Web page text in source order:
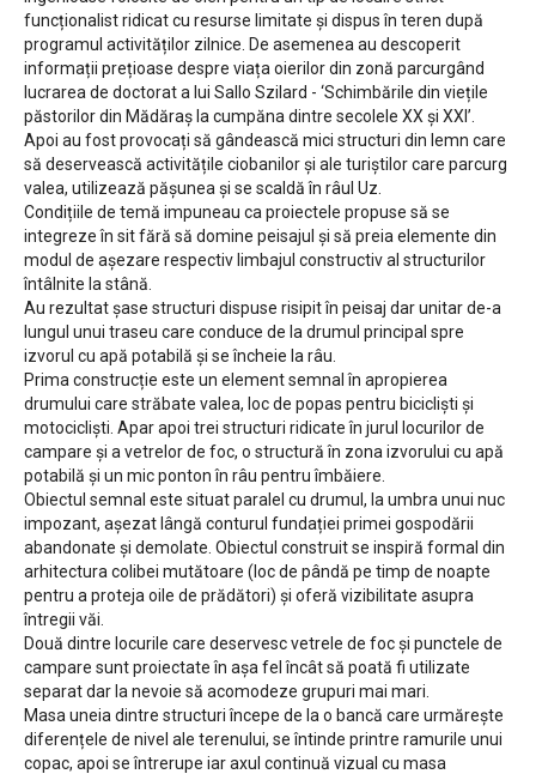
funcționalist ridicat cu resurse limitate și dispus în teren după
programul activităților zilnice. De asemenea au descoperit
informații prețioase despre viața oierilor din zonă parcurgând
lucrarea de doctorat a lui Sallo Szilard - ‘Schimbările din viețile
păstorilor din Mădăraș la cumpăna dintre secolele XX și XXI’.
Apoi au fost provocați să gândească mici structuri din lemn care
să deservească activitățile ciobanilor și ale turiștilor care parcurg
valea, utilizează pășunea și se scaldă în râul Uz.
Condițiile de temă impuneau ca proiectele propuse să se
integreze în sit fără să domine peisajul și să preia elemente din
modul de așezare respectiv limbajul constructiv al structurilor
întâlnite la stână.
Au rezultat șase structuri dispuse risipit în peisaj dar unitar de-a
lungul unui traseu care conduce de la drumul principal spre
izvorul cu apă potabilă și se încheie la râu.
Prima construcție este un element semnal în apropierea
drumului care străbate valea, loc de popas pentru bicicliști și
motocicliști. Apar apoi trei structuri ridicate în jurul locurilor de
campare și a vetrelor de foc, o structură în zona izvorului cu apă
potabilă și un mic ponton în râu pentru îmbăiere.
Obiectul semnal este situat paralel cu drumul, la umbra unui nuc
impozant, așezat lângă conturul fundației primei gospodării
abandonate și demolate. Obiectul construit se inspiră formal din
arhitectura colibei mutătoare (loc de pândă pe timp de noapte
pentru a proteja oile de prădători) și oferă vizibilitate asupra
întregii văi.
Două dintre locurile care deservesc vetrele de foc și punctele de
campare sunt proiectate în așa fel încât să poată fi utilizate
separat dar la nevoie să acomodeze grupuri mai mari.
Masa uneia dintre structuri începe de la o bancă care urmărește
diferențele de nivel ale terenului, se întinde printre ramurile unui
copac, apoi se întrerupe iar axul continuă vizual cu masa